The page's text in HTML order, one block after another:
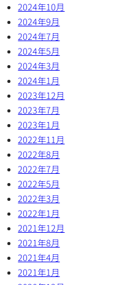
2024年10月
2024年9月
2024年7月
2024年5月
2024年3月
2024年1月
2023年12月
2023年7月
2023年1月
2022年11月
2022年8月
2022年7月
2022年5月
2022年3月
2022年1月
2021年12月
2021年8月
2021年4月
2021年1月